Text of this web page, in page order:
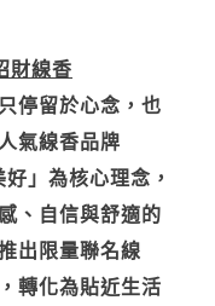
財線香
停留於心念，也
氣線香品牌
」為核心理念，
、自信與舒適的
出限量聯名線
轉化為貼近生活